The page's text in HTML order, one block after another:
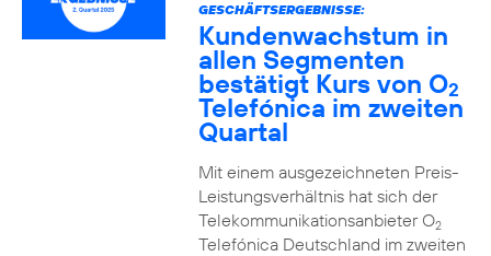
GESCHÄFTSERGEBNISSE:
Kundenwachstum in
allen Segmenten
bestätigt Kurs von O2
Telefónica im zweiten
Quartal
Mit einem ausgezeichneten Preis-
Leistungsverhältnis hat sich der
Telekommunikationsanbieter O2
Telefónica Deutschland im zweiten